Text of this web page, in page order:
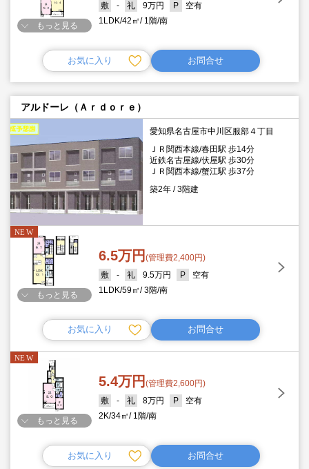
もっと見る 1階 南
-
9万円
1LDK 42㎡
空有
お気に入り お問合せ
アルドーレ（Ａｒｄｏｒｅ）
愛知県名古屋市中川区服部４丁目
ＪＲ関西本線/春田駅 歩14分
近鉄名古屋線/伏屋駅 歩30分
ＪＲ関西本線/蟹江駅 歩37分
築2年
3階建
もっと見る 3階 南
6.5万円(管理費2,400円)
-
9.5万円
1LDK 59㎡
空有
お気に入り お問合せ
もっと見る 1階 南
5.4万円(管理費2,600円)
-
8万円
2K 34㎡
空有
お気に入り お問合せ